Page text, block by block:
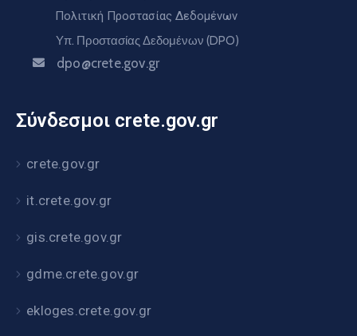
Πολιτική Προστασίας Δεδομένων
Υπ. Προστασίας Δεδομένων (DPO)
dpo@crete.gov.gr
Σύνδεσμοι crete.gov.gr
crete.gov.gr
it.crete.gov.gr
gis.crete.gov.gr
gdme.crete.gov.gr
ekloges.crete.gov.gr